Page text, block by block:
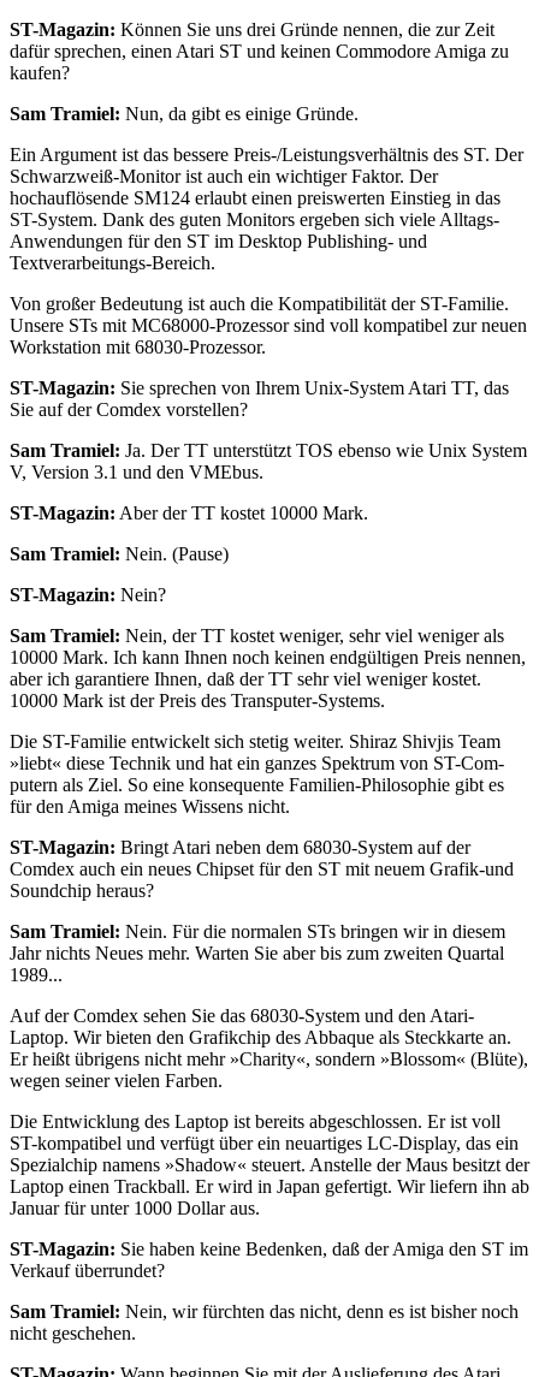
ST-Magazin: Können Sie uns drei Gründe nennen, die zur Zeit
dafür sprechen, einen Atari ST und keinen Commodore Amiga zu
kaufen?
Sam Tramiel: Nun, da gibt es einige Gründe.
Ein Argument ist das bessere Preis-/Leistungsverhältnis des ST. Der
Schwarzweiß-Monitor ist auch ein wichtiger Faktor. Der
hochauflösende SM124 erlaubt einen preiswerten Einstieg in das
ST-System. Dank des guten Monitors ergeben sich viele Alltags-
Anwendungen für den ST im Desktop Publishing- und
Textverarbeitungs-Bereich.
Von großer Bedeutung ist auch die Kompatibilität der ST-Familie.
Unsere STs mit MC68000-Prozessor sind voll kompatibel zur neuen
Workstation mit 68030-Prozessor.
ST-Magazin: Sie sprechen von Ihrem Unix-System Atari TT, das
Sie auf der Comdex vorstellen?
Sam Tramiel: Ja. Der TT unterstützt TOS ebenso wie Unix System
V, Version 3.1 und den VMEbus.
ST-Magazin: Aber der TT kostet 10000 Mark.
Sam Tramiel: Nein. (Pause)
ST-Magazin: Nein?
Sam Tramiel: Nein, der TT kostet weniger, sehr viel weniger als
10000 Mark. Ich kann Ihnen noch keinen endgültigen Preis nennen,
aber ich garantiere Ihnen, daß der TT sehr viel weniger kostet.
10000 Mark ist der Preis des Transputer-Systems.
Die ST-Familie entwickelt sich stetig weiter. Shiraz Shivjis Team
»liebt« diese Technik und hat ein ganzes Spektrum von ST-Com-
putern als Ziel. So eine konsequente Familien-Philosophie gibt es
für den Amiga meines Wissens nicht.
ST-Magazin: Bringt Atari neben dem 68030-System auf der
Comdex auch ein neues Chipset für den ST mit neuem Grafik-und
Soundchip heraus?
Sam Tramiel: Nein. Für die normalen STs bringen wir in diesem
Jahr nichts Neues mehr. Warten Sie aber bis zum zweiten Quartal
1989...
Auf der Comdex sehen Sie das 68030-System und den Atari-
Laptop. Wir bieten den Grafikchip des Abbaque als Steckkarte an.
Er heißt übrigens nicht mehr »Charity«, sondern »Blossom« (Blüte),
wegen seiner vielen Farben.
Die Entwicklung des Laptop ist bereits abgeschlossen. Er ist voll
ST-kompatibel und verfügt über ein neuartiges LC-Display, das ein
Spezialchip namens »Shadow« steuert. Anstelle der Maus besitzt der
Laptop einen Trackball. Er wird in Japan gefertigt. Wir liefern ihn ab
Januar für unter 1000 Dollar aus.
ST-Magazin: Sie haben keine Bedenken, daß der Amiga den ST im
Verkauf überrundet?
Sam Tramiel: Nein, wir fürchten das nicht, denn es ist bisher noch
nicht geschehen.